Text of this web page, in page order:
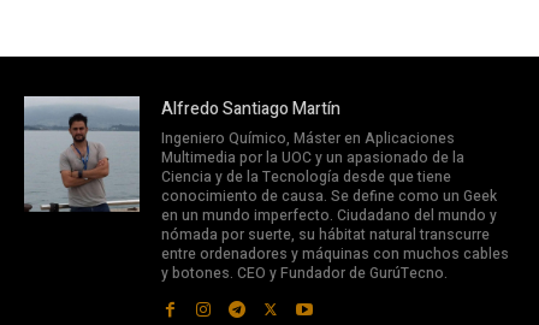
Alfredo Santiago Martín
Ingeniero Químico, Máster en Aplicaciones
Multimedia por la UOC y un apasionado de la
Ciencia y de la Tecnología desde que tiene
conocimiento de causa. Se define como un Geek
en un mundo imperfecto. Ciudadano del mundo y
nómada por suerte, su hábitat natural transcurre
entre ordenadores y máquinas con muchos cables
y botones. CEO y Fundador de GurúTecno.